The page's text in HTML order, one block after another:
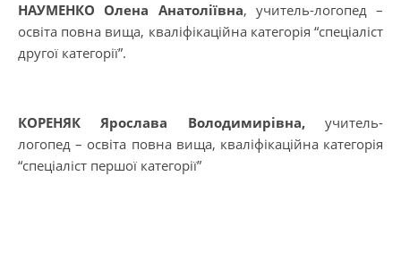
НАУМЕНКО Олена Анатоліївна, учитель-логопед –
освіта повна вища, кваліфікаційна категорія “спеціаліст
другої категорії”.
КОРЕНЯК Ярослава Володимирівна, учитель-
логопед – освіта повна вища, кваліфікаційна категорія
“спеціаліст першої категорії”